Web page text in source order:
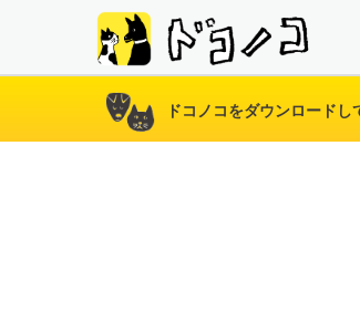
ドコノコをダウンロードし